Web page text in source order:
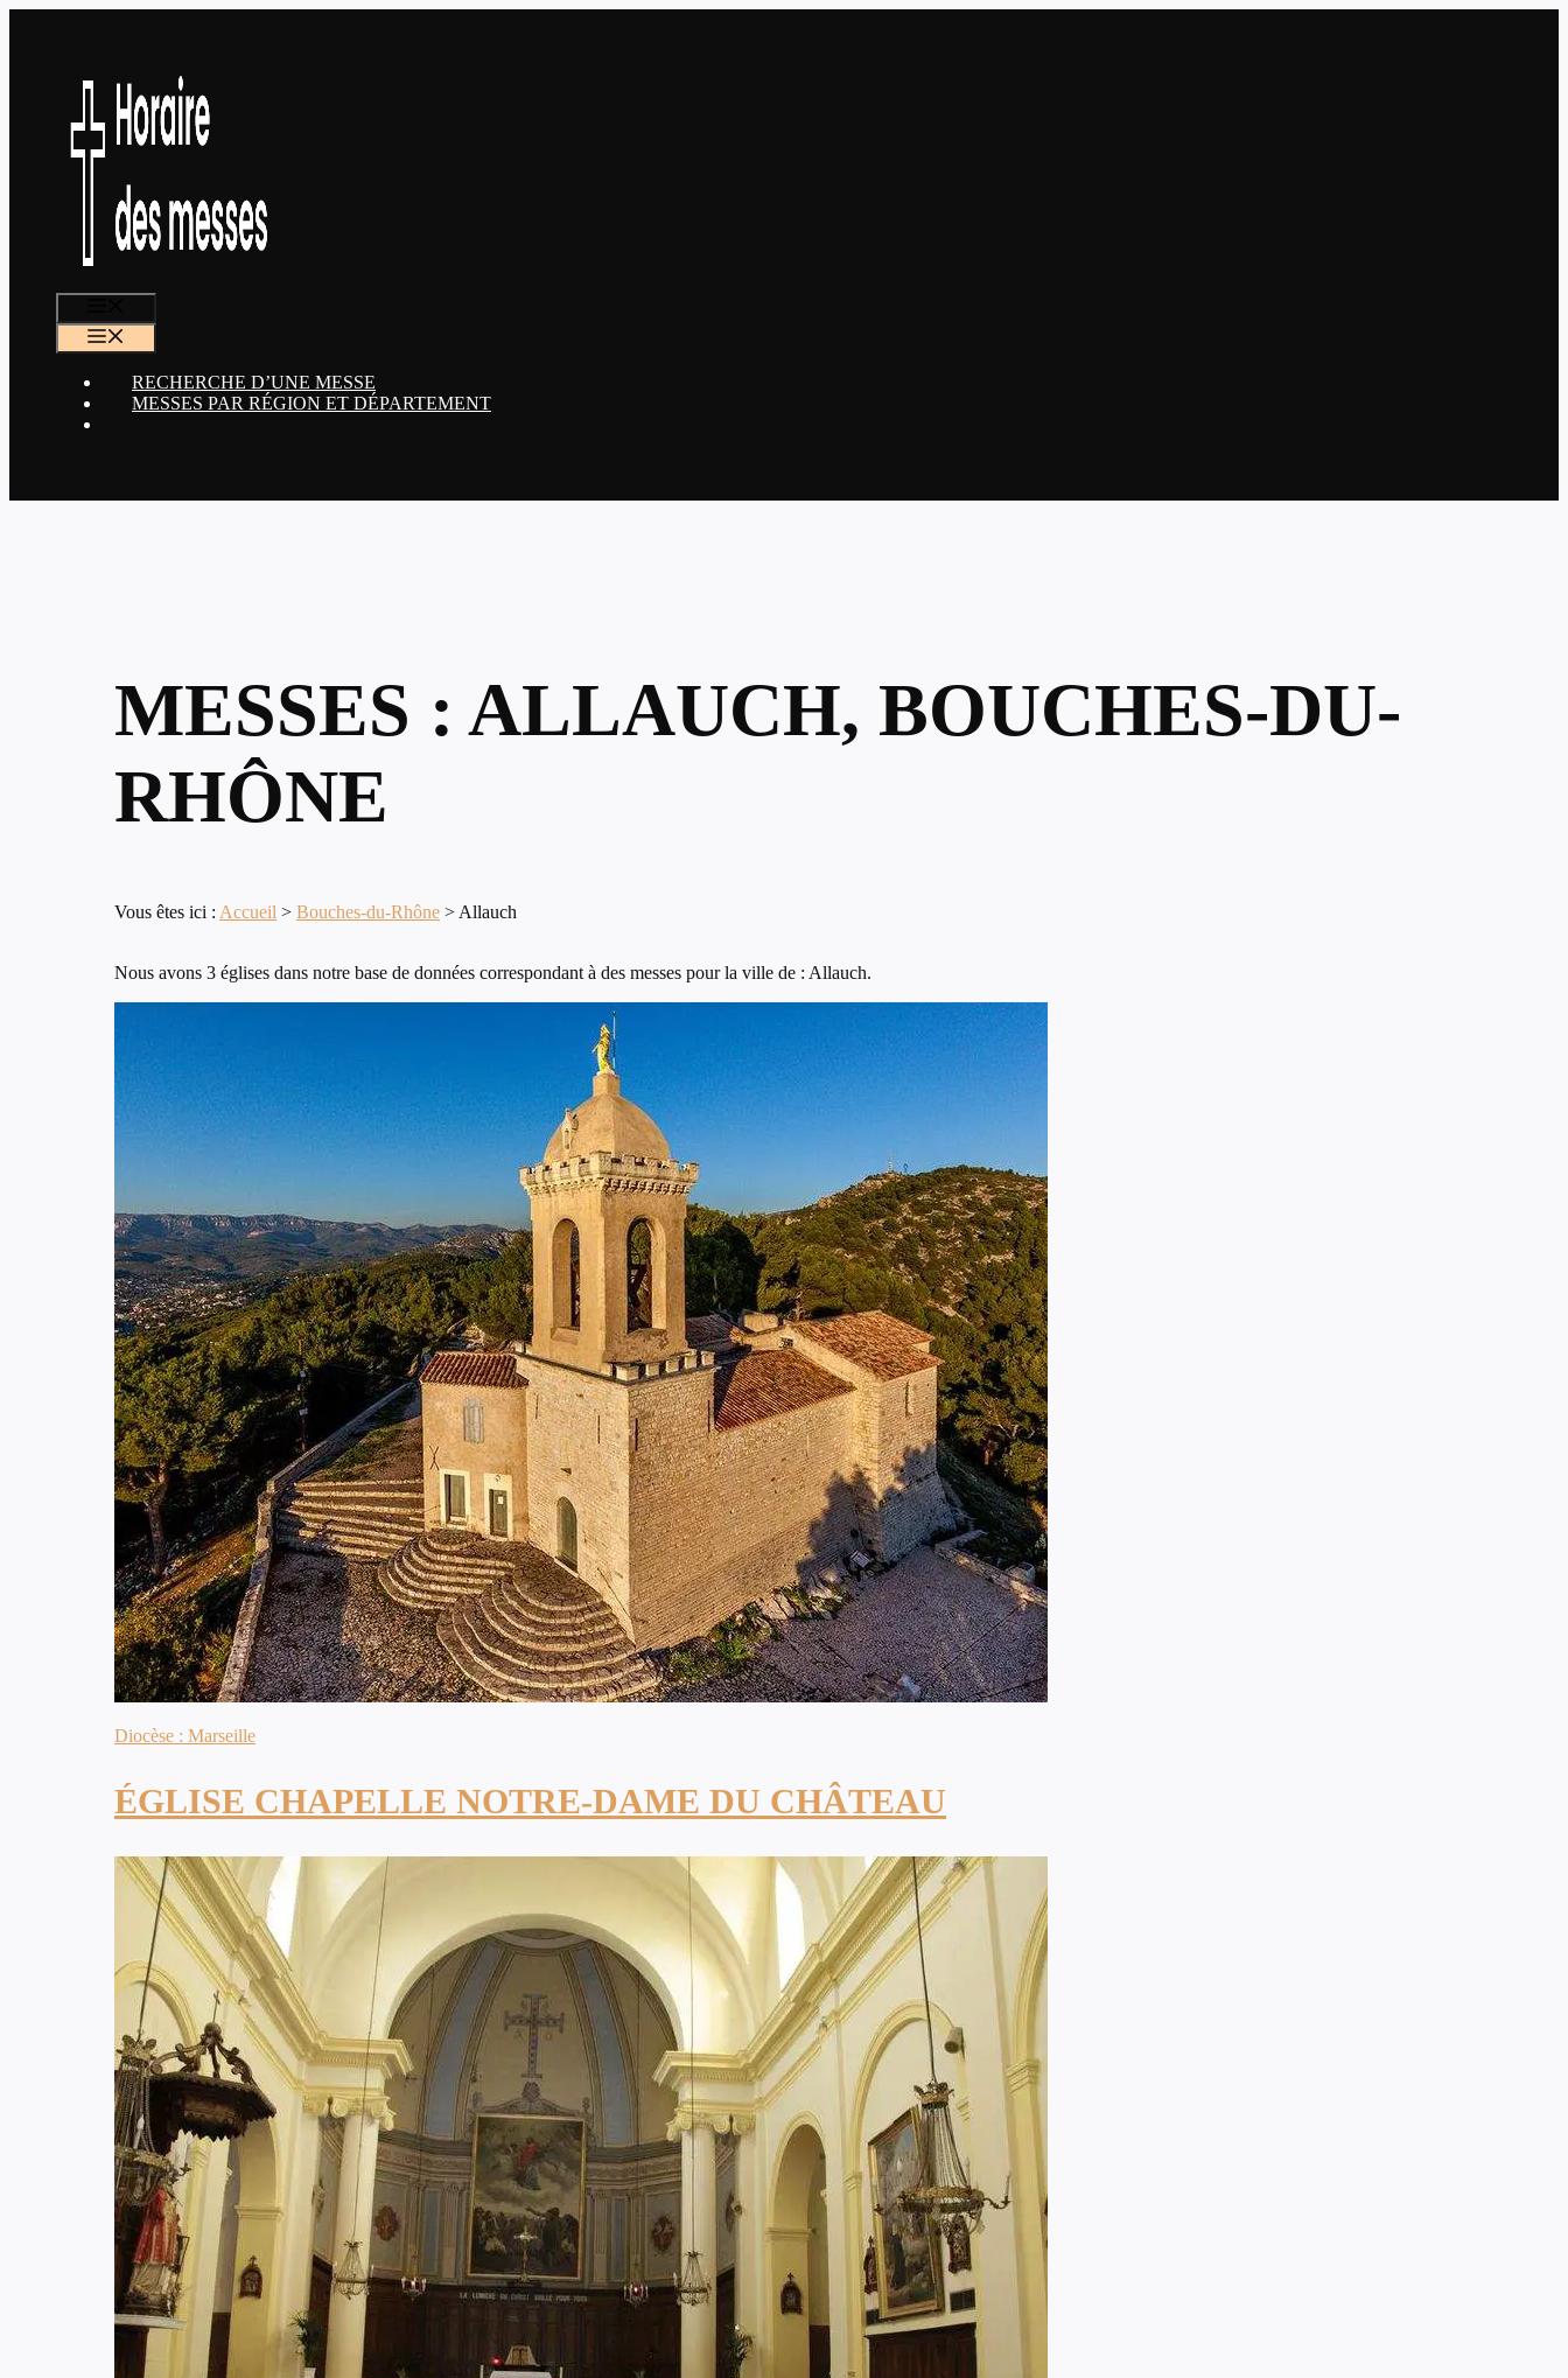
RECHERCHE D’UNE MESSE
MESSES PAR RÉGION ET DÉPARTEMENT
MESSES : ALLAUCH, BOUCHES-DU-
RHÔNE
Vous êtes ici : Accueil > Bouches-du-Rhône > Allauch
Nous avons 3 églises dans notre base de données correspondant à des messes pour la ville de : Allauch.
Diocèse : Marseille
ÉGLISE CHAPELLE NOTRE-DAME DU CHÂTEAU